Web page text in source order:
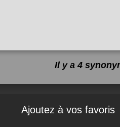
Il y a 4
Ajoutez à vos favoris